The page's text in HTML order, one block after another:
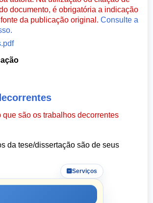
documento, é obrigatória a indicação
da publicação original.Consulte a
que são os trabalhos decorrentes
da tese/dissertação são de seus
Serviços